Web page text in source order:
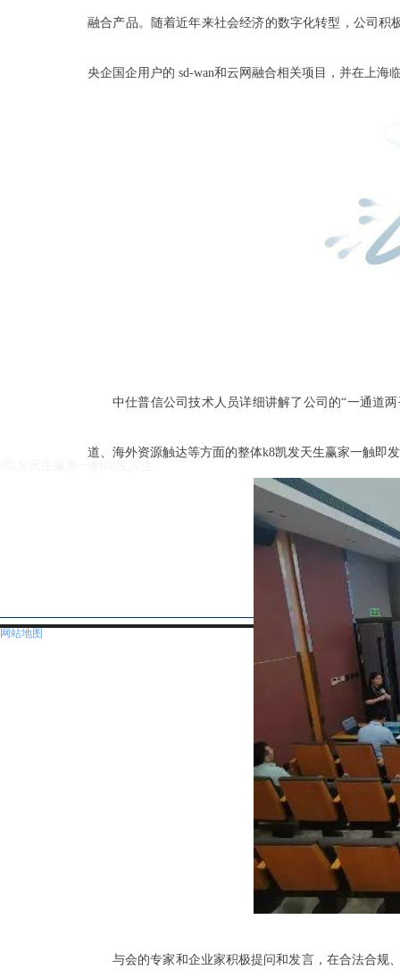
融合产品。随着近年来社会经济的数字化转型，公司
央企国企用户的 sd-wan和云网融合相关项目，并在上
中仕普信公司技术人员详细讲解了公司的“一通道
道、海外资源触达等方面的整体k8凯发天生赢家一触即
与会的专家和企业家积极提问和发言，在合法合规
k8凯发天生赢家一触即发人生的友情链接：||
网站地图